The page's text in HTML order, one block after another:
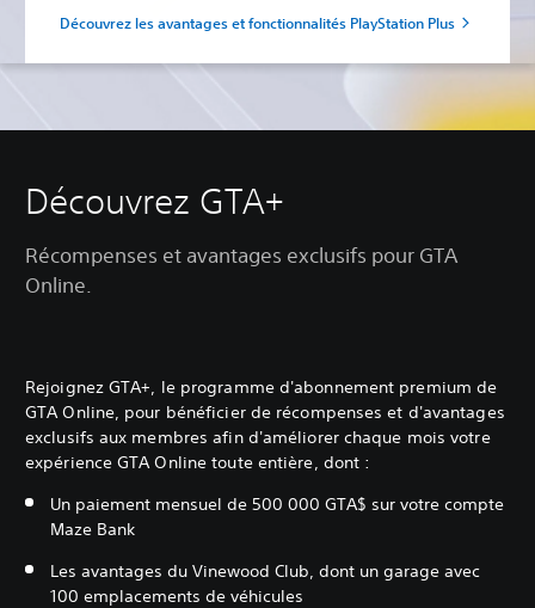
Découvrez les avantages et fonctionnalités PlayStation Plus
Découvrez GTA+
Récompenses et avantages exclusifs pour GTA
Online.
Rejoignez GTA+, le programme d'abonnement premium de
GTA Online, pour bénéficier de récompenses et d'avantages
exclusifs aux membres afin d'améliorer chaque mois votre
expérience GTA Online toute entière, dont :
Un paiement mensuel de 500 000 GTA$ sur votre compte
Maze Bank
Les avantages du Vinewood Club, dont un garage avec
100 emplacements de véhicules